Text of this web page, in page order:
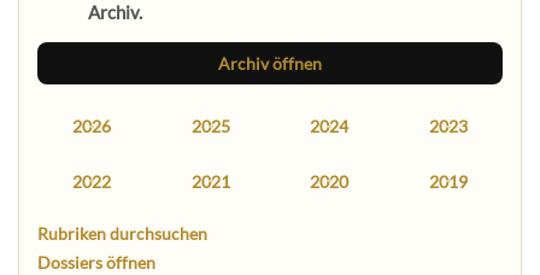
Archiv.
Archiv öffnen
2026 2025 2024 2023
2022 2021 2020 2019
Rubriken durchsuchen
Dossiers öffnen